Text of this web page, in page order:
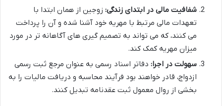
شفافیت مالی در ابتدای زندگی: زوجین از همان ابتدا با
تعهدات مالی مرتبط با مهریه خود آشنا شده و آن را پرداخت
می کنند، که می تواند به تصمیم گیری های آگاهانه تر در مورد
میزان مهریه کمک کند.
سهولت در اجرا: دفاتر اسناد رسمی به عنوان مرجع ثبت رسمی
ازدواج، قادر خواهند بود فرآیند محاسبه و دریافت مالیات را به
بخشی از روال معمول ثبت عقدنامه تبدیل کنند.